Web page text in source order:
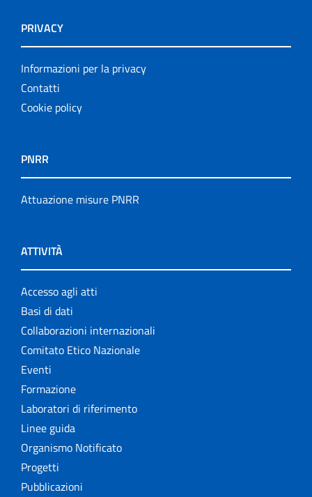
PRIVACY
Informazioni per la privacy
Contatti
Cookie policy
PNRR
Attuazione misure PNRR
ATTIVITÀ
Accesso agli atti
Basi di dati
Collaborazioni internazionali
Comitato Etico Nazionale
Eventi
Formazione
Laboratori di riferimento
Linee guida
Organismo Notificato
Progetti
Pubblicazioni